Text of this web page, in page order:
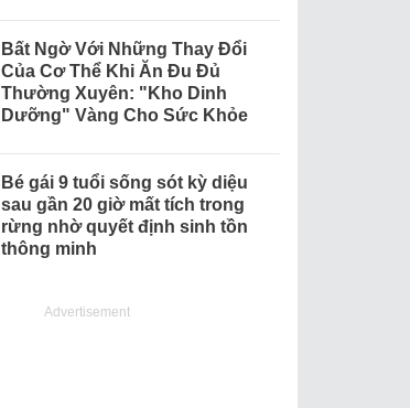
Bất Ngờ Với Những Thay Đổi
Của Cơ Thể Khi Ăn Đu Đủ
Thường Xuyên: "Kho Dinh
Dưỡng" Vàng Cho Sức Khỏe
Bé gái 9 tuổi sống sót kỳ diệu
sau gần 20 giờ mất tích trong
rừng nhờ quyết định sinh tồn
thông minh
Advertisement